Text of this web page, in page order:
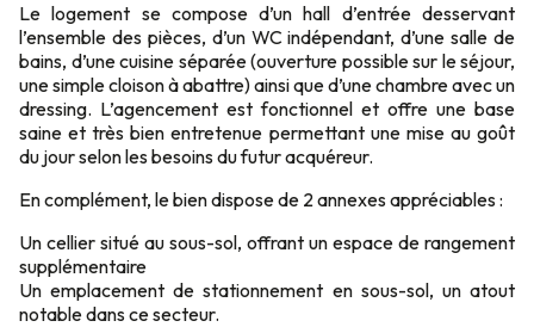
Le logement se compose d’un hall d’entrée desservant
l’ensemble des pièces, d’un WC indépendant, d’une salle de
bains, d’une cuisine séparée (ouverture possible sur le séjour,
une simple cloison à abattre) ainsi que d’une chambre avec un
dressing. L’agencement est fonctionnel et offre une base
saine et très bien entretenue permettant une mise au goût
du jour selon les besoins du futur acquéreur.
En complément, le bien dispose de 2 annexes appréciables :
Un cellier situé au sous-sol, offrant un espace de rangement
supplémentaire
Un emplacement de stationnement en sous-sol, un atout
notable dans ce secteur.